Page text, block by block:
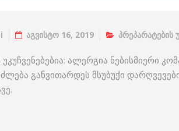
აგვისტო 16, 2019 პრეპარატების
ალერგია ნებისმიერი
განვითარდეს მსუბუქი